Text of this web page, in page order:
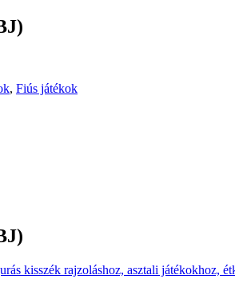
, Fiús játékok
kisszék rajzoláshoz, asztali játékokhoz,